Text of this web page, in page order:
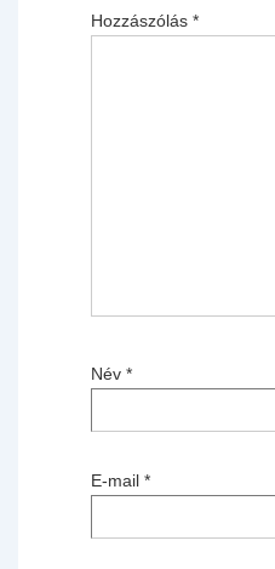
Hozzászólás *
Név *
E-mail *